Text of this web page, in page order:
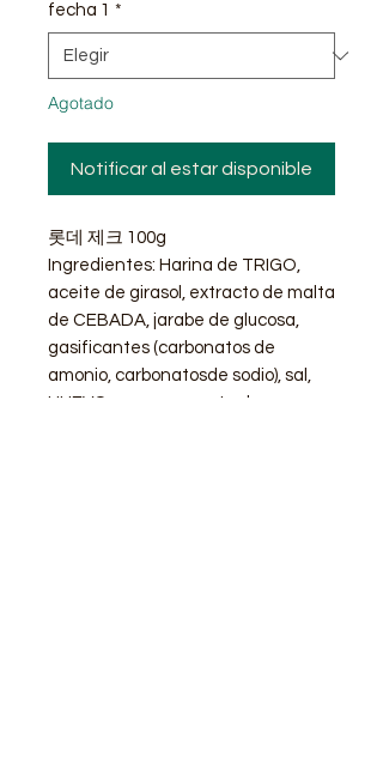
fecha 1 *
Agotado
Notificar al estar disponible
롯데 제크 100g
Ingredientes: Harina de TRIGO,
aceite de girasol, extracto de malta
de CEBADA, jarabe de glucosa,
gasificantes (carbonatos de
amonio, carbonatosde sodio), sal,
HUEVO, aroma, agente de